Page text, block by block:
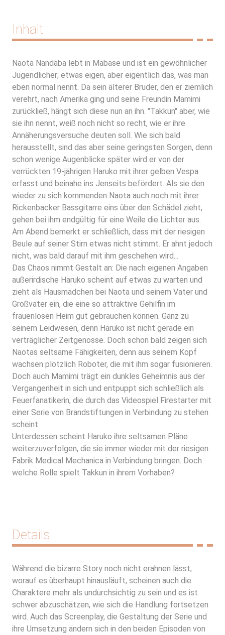
Inhalt
Naota Nandaba lebt in Mabase und ist ein gewöhnlicher
Jugendlicher; etwas eigen, aber eigentlich das, was man
eben normal nennt. Da sein älterer Bruder, den er ziemlich
verehrt, nach Amerika ging und seine Freundin Mamimi
zurückließ, hängt sich diese nun an ihn. "Takkun" aber, wie
sie ihn nennt, weiß noch nicht so recht, wie er ihre
Annäherungsversuche deuten soll. Wie sich bald
herausstellt, sind das aber seine geringsten Sorgen, denn
schon wenige Augenblicke später wird er von der
verrückten 19-jährigen Haruko mit ihrer gelben Vespa
erfasst und beinahe ins Jenseits befördert. Als sie den
wieder zu sich kommenden Naota auch noch mit ihrer
Rickenbacker Bassgitarre eins über den Schädel zieht,
gehen bei ihm endgültig für eine Weile die Lichter aus.
Am Abend bemerkt er schließlich, dass mit der riesigen
Beule auf seiner Stirn etwas nicht stimmt. Er ahnt jedoch
nicht, was bald darauf mit ihm geschehen wird...
Das Chaos nimmt Gestalt an: Die nach eigenen Angaben
außerirdische Haruko scheint auf etwas zu warten und
zieht als Hausmädchen bei Naota und seinem Vater und
Großvater ein, die eine so attraktive Gehilfin im
frauenlosen Heim gut gebrauchen können. Ganz zu
seinem Leidwesen, denn Haruko ist nicht gerade ein
verträglicher Zeitgenosse. Doch schon bald zeigen sich
Naotas seltsame Fähigkeiten, denn aus seinem Kopf
wachsen plötzlich Roboter, die mit ihm sogar fusionieren.
Doch auch Mamimi trägt ein dunkles Geheimnis aus der
Vergangenheit in sich und entpuppt sich schließlich als
Feuerfanatikerin, die durch das Videospiel Firestarter mit
einer Serie von Brandstiftungen in Verbindung zu stehen
scheint.
Unterdessen scheint Haruko ihre seltsamen Pläne
weiterzuverfolgen, die sie immer wieder mit der riesigen
Fabrik Medical Mechanica in Verbindung bringen. Doch
welche Rolle spielt Takkun in ihrem Vorhaben?
Details
Während die bizarre Story noch nicht erahnen lässt,
worauf es überhaupt hinausläuft, scheinen auch die
Charaktere mehr als undurchsichtig zu sein und es ist
schwer abzuschätzen, wie sich die Handlung fortsetzen
wird. Auch das Screenplay, die Gestaltung der Serie und
ihre Umsetzung ändern sich in den beiden Episoden von